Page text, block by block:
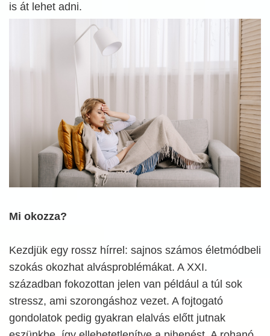
is át lehet adni.
Mi okozza?
Kezdjük egy rossz hírrel: sajnos számos életmódbeli
szokás okozhat alvásproblémákat. A XXI.
században fokozottan jelen van például a túl sok
stressz, ami szorongáshoz vezet. A fojtogató
gondolatok pedig gyakran elalvás előtt jutnak